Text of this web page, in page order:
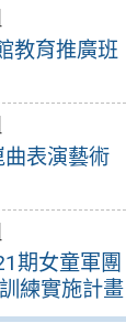
教育推廣班
表演藝術
期女童軍團
練實施計畫